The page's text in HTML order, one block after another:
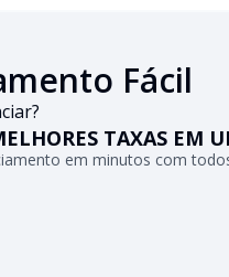
Fácil
TAXAS EM
em minutos com